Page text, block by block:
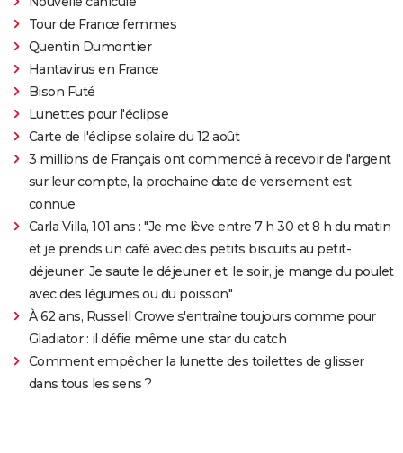
Tour de France femmes
Quentin Dumontier
Hantavirus en France
Bison Futé
Lunettes pour l'éclipse
Carte de l'éclipse solaire du 12 août
3 millions de Français ont commencé à recevoir de l'argent
sur leur compte, la prochaine date de versement est
connue
Carla Villa, 101 ans : "Je me lève entre 7 h 30 et 8 h du matin
et je prends un café avec des petits biscuits au petit-
déjeuner. Je saute le déjeuner et, le soir, je mange du poulet
avec des légumes ou du poisson"
À 62 ans, Russell Crowe s'entraîne toujours comme pour
Gladiator : il défie même une star du catch
Comment empêcher la lunette des toilettes de glisser
dans tous les sens ?